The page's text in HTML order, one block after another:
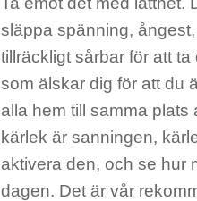
släppa spänning,
tillräckligt sårbar för att
som älskar dig för att du
alla hem till samma
kärlek är sanningen,
aktivera den, och se hur
dagen. Det är vår